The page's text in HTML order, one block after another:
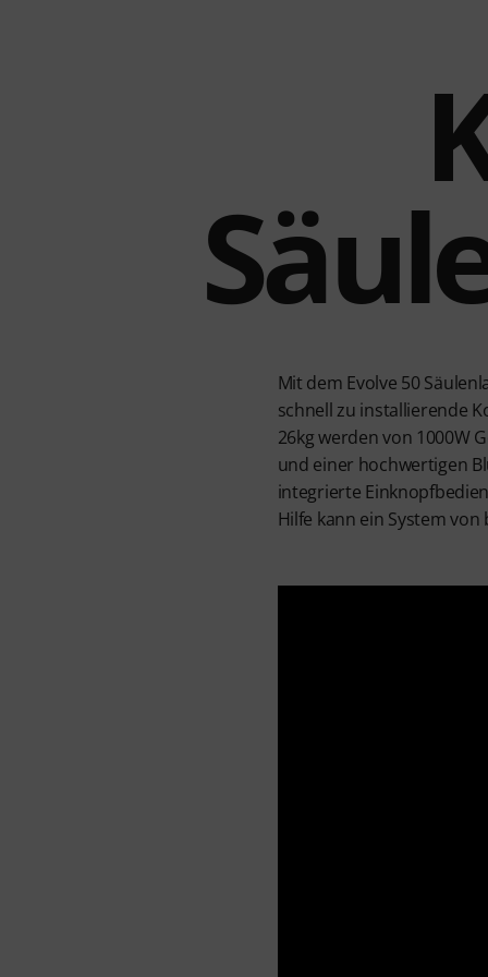
Mit dem Evolve 50
schnell zu installierende
26kg werden von 1000W
und einer hochwertigen
integrierte
Hilfe kann ein System